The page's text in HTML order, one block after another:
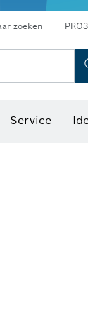
zoeken
Service